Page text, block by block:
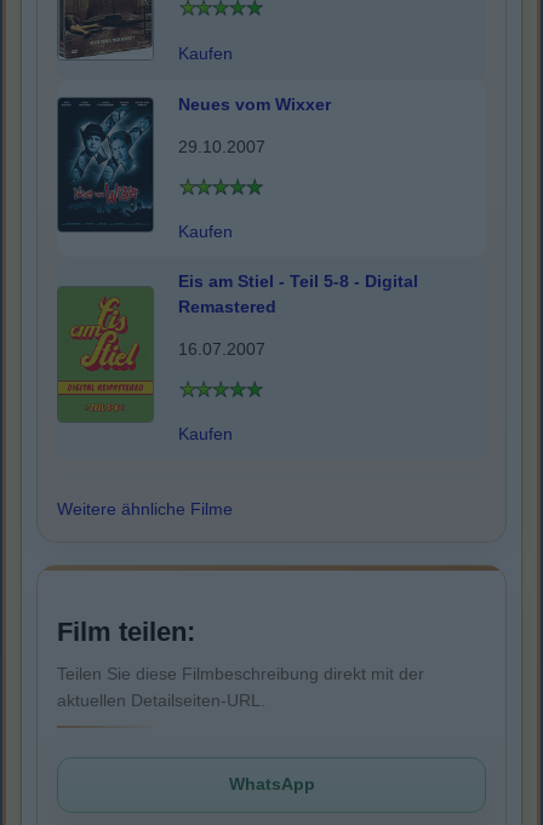
Kaufen
Neues vom Wixxer
29.10.2007
Kaufen
Eis am Stiel - Teil 5-8 - Digital
Remastered
16.07.2007
Kaufen
Weitere ähnliche Filme
Film teilen:
Teilen Sie diese Filmbeschreibung direkt mit der
aktuellen Detailseiten-URL.
WhatsApp